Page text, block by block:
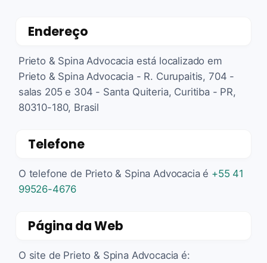
Endereço
Prieto & Spina Advocacia está localizado em
Prieto & Spina Advocacia - R. Curupaitis, 704 -
salas 205 e 304 - Santa Quiteria, Curitiba - PR,
80310-180, Brasil
Telefone
O telefone de Prieto & Spina Advocacia é +55 41
99526-4676
Página da Web
O site de Prieto & Spina Advocacia é: